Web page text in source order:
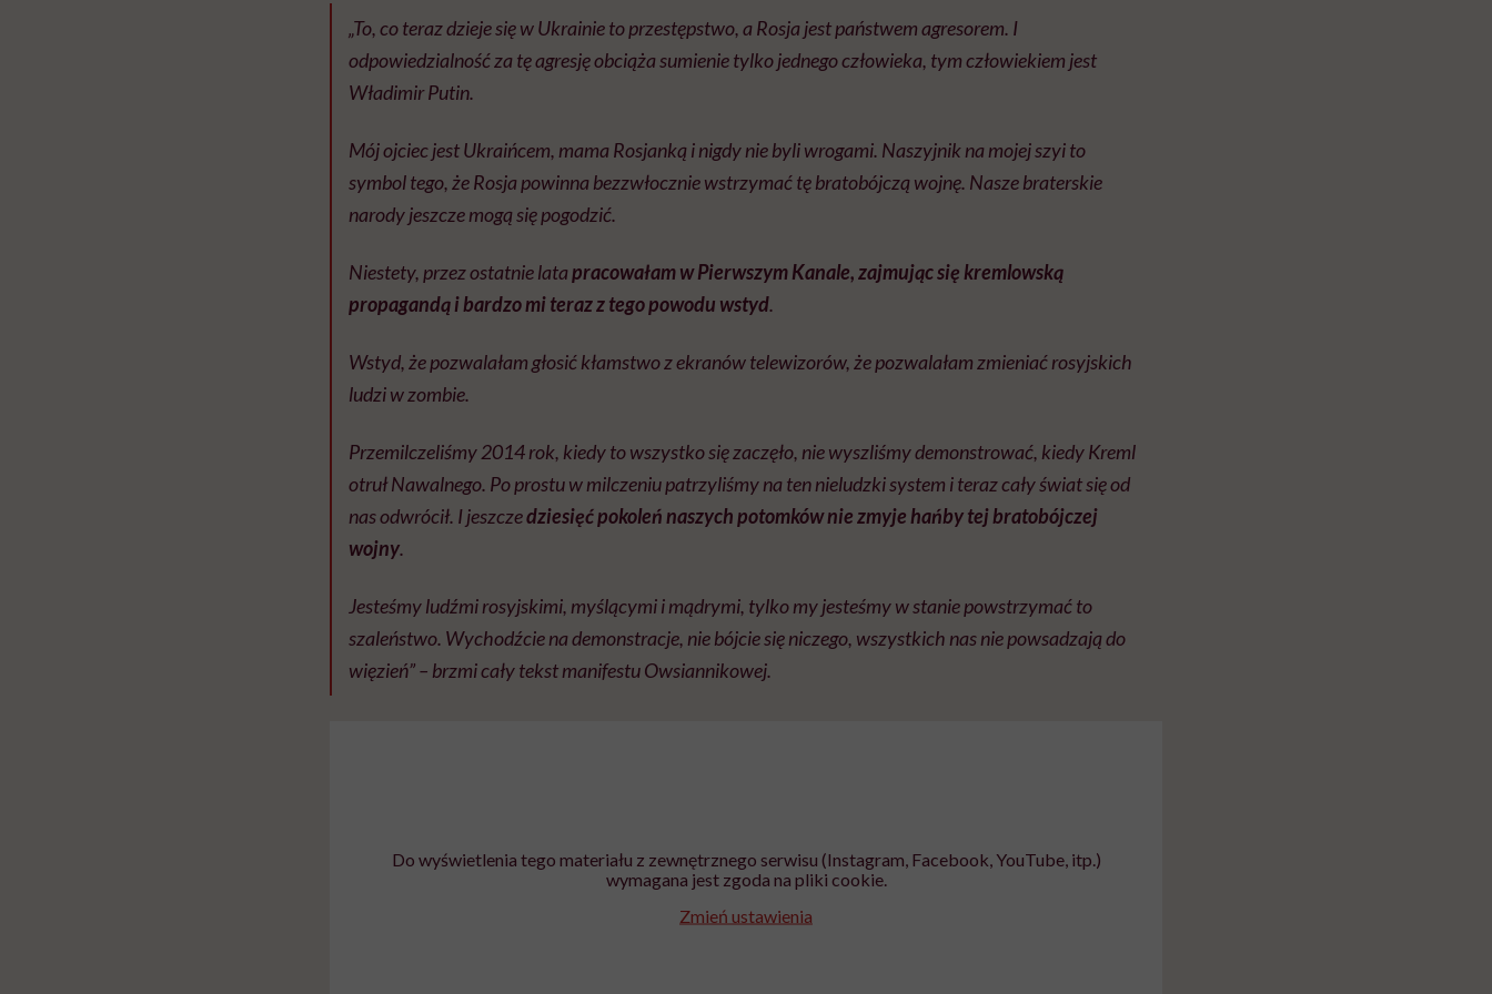
„To, co teraz dzieje się w Ukrainie to przestępstwo, a Rosja jest państwem agresorem. I
odpowiedzialność za tę agresję obciąża sumienie tylko jednego człowieka, tym człowiekiem jest
Władimir Putin.
Mój ojciec jest Ukraińcem, mama Rosjanką i nigdy nie byli wrogami. Naszyjnik na mojej szyi to
symbol tego, że Rosja powinna bezzwłocznie wstrzymać tę bratobójczą wojnę. Nasze braterskie
narody jeszcze mogą się pogodzić.
Niestety, przez ostatnie latapracowałam w Pierwszym Kanale, zajmując się kremlowską
propagandą i bardzo mi teraz z tego powodu wstyd.
Wstyd, że pozwalałam głosić kłamstwo z ekranów telewizorów, że pozwalałam zmieniać rosyjskich
ludzi w zombie.
Przemilczeliśmy 2014 rok, kiedy to wszystko się zaczęło, nie wyszliśmy demonstrować, kiedy Kreml
otruł Nawalnego. Po prostu w milczeniu patrzyliśmy na ten nieludzki system i teraz cały świat się od
nas odwrócił. I jeszczedziesięć pokoleń naszych potomków nie zmyje hańby tej bratobójczej
wojny.
Jesteśmy ludźmi rosyjskimi, myślącymi i mądrymi, tylko my jesteśmy w stanie powstrzymać to
szaleństwo. Wychodźcie na demonstracje, nie bójcie się niczego, wszystkich nas nie powsadzają do
więzień” – brzmi cały tekst manifestu Owsiannikowej.
Do wyświetlenia tego materiału z zewnętrznego serwisu (Instagram, Facebook, YouTube, itp.)
wymagana jest zgoda na pliki cookie.
Zmień ustawienia